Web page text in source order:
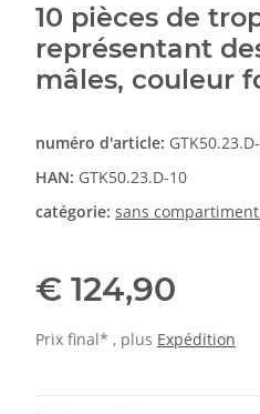
10 pièces de
représentant
mâles, couleur
numéro d'article:
HAN: GTK50.23.D-10
catégorie: sans
€ 124,90
Prix final* , plus Expédition